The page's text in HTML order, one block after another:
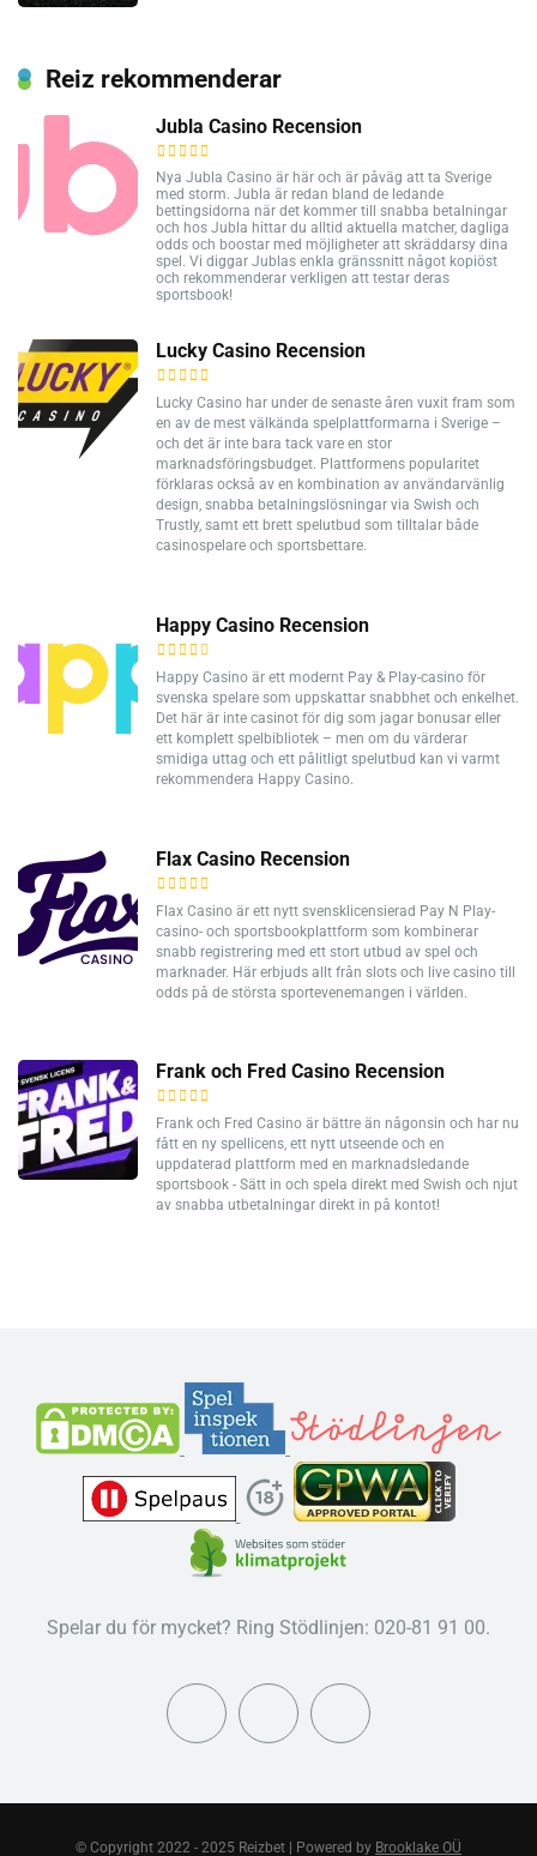
Reiz rekommenderar
Jubla Casino Recension
Nya Jubla Casino är här och är påväg att ta Sverige
med storm. Jubla är redan bland de ledande
bettingsidorna när det kommer till snabba betalningar
och hos Jubla hittar du alltid aktuella matcher, dagliga
odds och boostar med möjligheter att skräddarsy dina
spel. Vi diggar Jublas enkla gränssnitt något kopiöst
och rekommenderar verkligen att testar deras
sportsbook!
Lucky Casino Recension
Lucky Casino har under de senaste åren vuxit fram som
en av de mest välkända spelplattformarna i Sverige –
och det är inte bara tack vare en stor
marknadsföringsbudget. Plattformens popularitet
förklaras också av en kombination av användarvänlig
design, snabba betalningslösningar via Swish och
Trustly, samt ett brett spelutbud som tilltalar både
casinospelare och sportsbettare.
Happy Casino Recension
Happy Casino är ett modernt Pay & Play-casino för
svenska spelare som uppskattar snabbhet och enkelhet.
Det här är inte casinot för dig som jagar bonusar eller
ett komplett spelbibliotek – men om du värderar
smidiga uttag och ett pålitligt spelutbud kan vi varmt
rekommendera Happy Casino.
Flax Casino Recension
Flax Casino är ett nytt svensklicensierad Pay N Play-
casino- och sportsbookplattform som kombinerar
snabb registrering med ett stort utbud av spel och
marknader. Här erbjuds allt från slots och live casino till
odds på de största sportevenemangen i världen.
Frank och Fred Casino Recension
Frank och Fred Casino är bättre än någonsin och har nu
fått en ny spellicens, ett nytt utseende och en
uppdaterad plattform med en marknadsledande
sportsbook - Sätt in och spela direkt med Swish och njut
av snabba utbetalningar direkt in på kontot!
Spelar du för mycket? Ring Stödlinjen: 020-81 91 00.
© Copyright 2022 - 2025 Reizbet | Powered by Brooklake OÜ